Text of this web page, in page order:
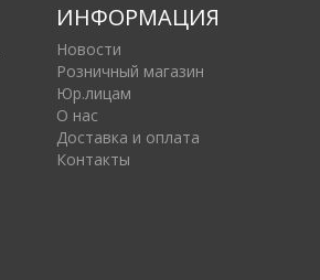
ИНФОРМАЦИЯ
Новости
Розничный магазин
Юр.лицам
О нас
Доставка и оплата
Контакты